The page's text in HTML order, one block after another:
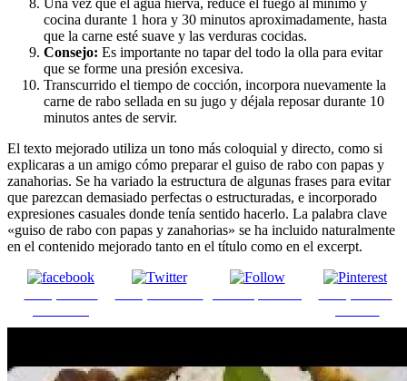
Una vez que el agua hierva, reduce el fuego al mínimo y
cocina durante 1 hora y 30 minutos aproximadamente, hasta
que la carne esté suave y las verduras cocidas.
Consejo: Es importante no tapar del todo la olla para evitar
que se forme una presión excesiva.
Transcurrido el tiempo de cocción, incorpora nuevamente la
carne de rabo sellada en su jugo y déjala reposar durante 10
minutos antes de servir.
El texto mejorado utiliza un tono más coloquial y directo, como si
explicaras a un amigo cómo preparar el guiso de rabo con papas y
zanahorias. Se ha variado la estructura de algunas frases para evitar
que parezcan demasiado perfectas o estructuradas, e incorporado
expresiones casuales donde tenía sentido hacerlo. La palabra clave
«guiso de rabo con papas y zanahorias» se ha incluido naturalmente
en el contenido mejorado tanto en el título como en el excerpt.